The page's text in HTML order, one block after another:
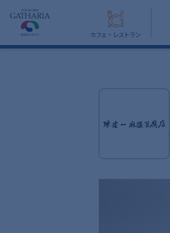
カフェ・レストラン